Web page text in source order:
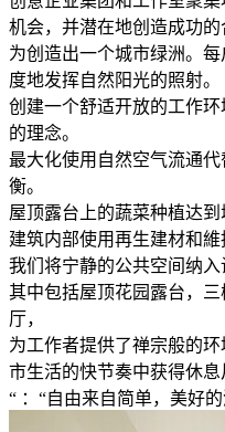
机会，并潜在地创造成功的
为创造出一个城市绿洲。
度地发挥自然阳光的照射。
创建一个舒适开放的工作
的理念。
最大化使用自然空气流通
衡。
屋顶露台上的蔬菜种植达到
建筑内部使用再生建材和維
我们将宁静的公共空间纳入
其中包括屋顶花园露台，
厅，
为工作者提供了禅宗般的
市生活的快节奏中获得休
“ ：“自由来自简单，美好的